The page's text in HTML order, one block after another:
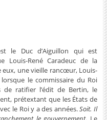
le Duc d’Aiguillon qui est
Louis-René Caradeuc de la
une vieille rancœur, Louis-
le commissaire du Roi
de ratifier l’édit de Bertin, le
prétextant que les États de
le Roi y a des années.Soit. Il